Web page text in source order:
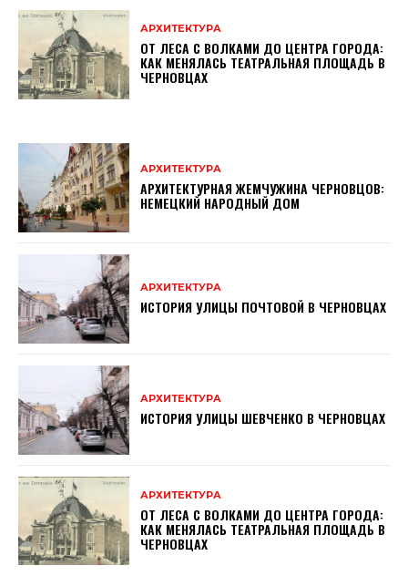
АРХИТЕКТУРА
ОТ ЛЕСА С ВОЛКАМИ ДО ЦЕНТРА ГОРОДА:
КАК МЕНЯЛАСЬ ТЕАТРАЛЬНАЯ ПЛОЩАДЬ В
ЧЕРНОВЦАХ
АРХИТЕКТУРА
АРХИТЕКТУРНАЯ ЖЕМЧУЖИНА ЧЕРНОВЦОВ:
НЕМЕЦКИЙ НАРОДНЫЙ ДОМ
АРХИТЕКТУРА
ИСТОРИЯ УЛИЦЫ ПОЧТОВОЙ В ЧЕРНОВЦАХ
АРХИТЕКТУРА
ИСТОРИЯ УЛИЦЫ ШЕВЧЕНКО В ЧЕРНОВЦАХ
АРХИТЕКТУРА
ОТ ЛЕСА С ВОЛКАМИ ДО ЦЕНТРА ГОРОДА:
КАК МЕНЯЛАСЬ ТЕАТРАЛЬНАЯ ПЛОЩАДЬ В
ЧЕРНОВЦАХ